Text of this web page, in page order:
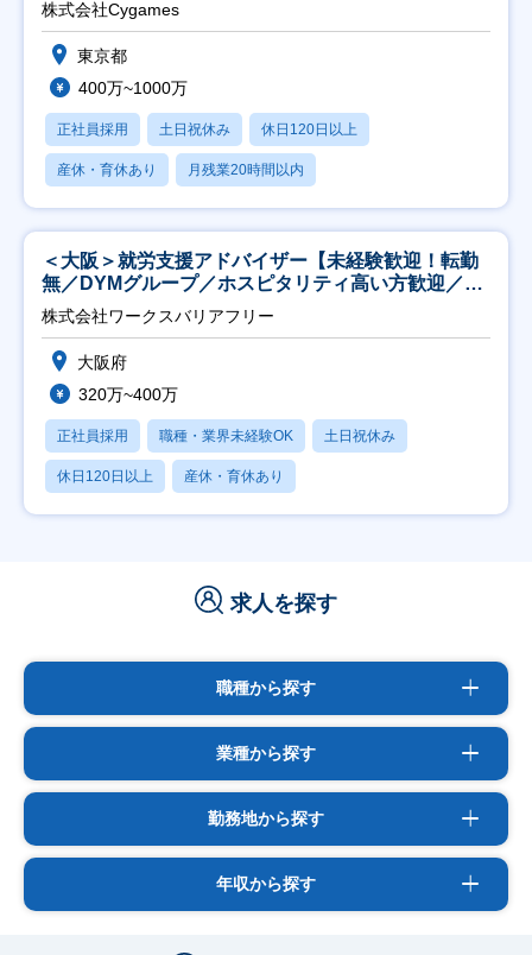
株式会社Cygames
東京都
400万~1000万
正社員採用 土日祝休み 休日120日以上
産休・育休あり 月残業20時間以内
＜大阪＞就労支援アドバイザー【未経験歓迎！転勤
無／DYMグループ／ホスピタリティ高い方歓迎／土
日祝】
株式会社ワークスバリアフリー
大阪府
320万~400万
正社員採用 職種・業界未経験OK 土日祝休み
休日120日以上 産休・育休あり
求人を探す
職種から探す
業種から探す
勤務地から探す
年収から探す